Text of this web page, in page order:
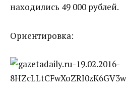
находились 49 000 рублей.
Ориентировка: